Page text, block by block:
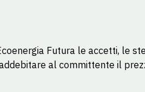
Futura le accetti, le
al committente il